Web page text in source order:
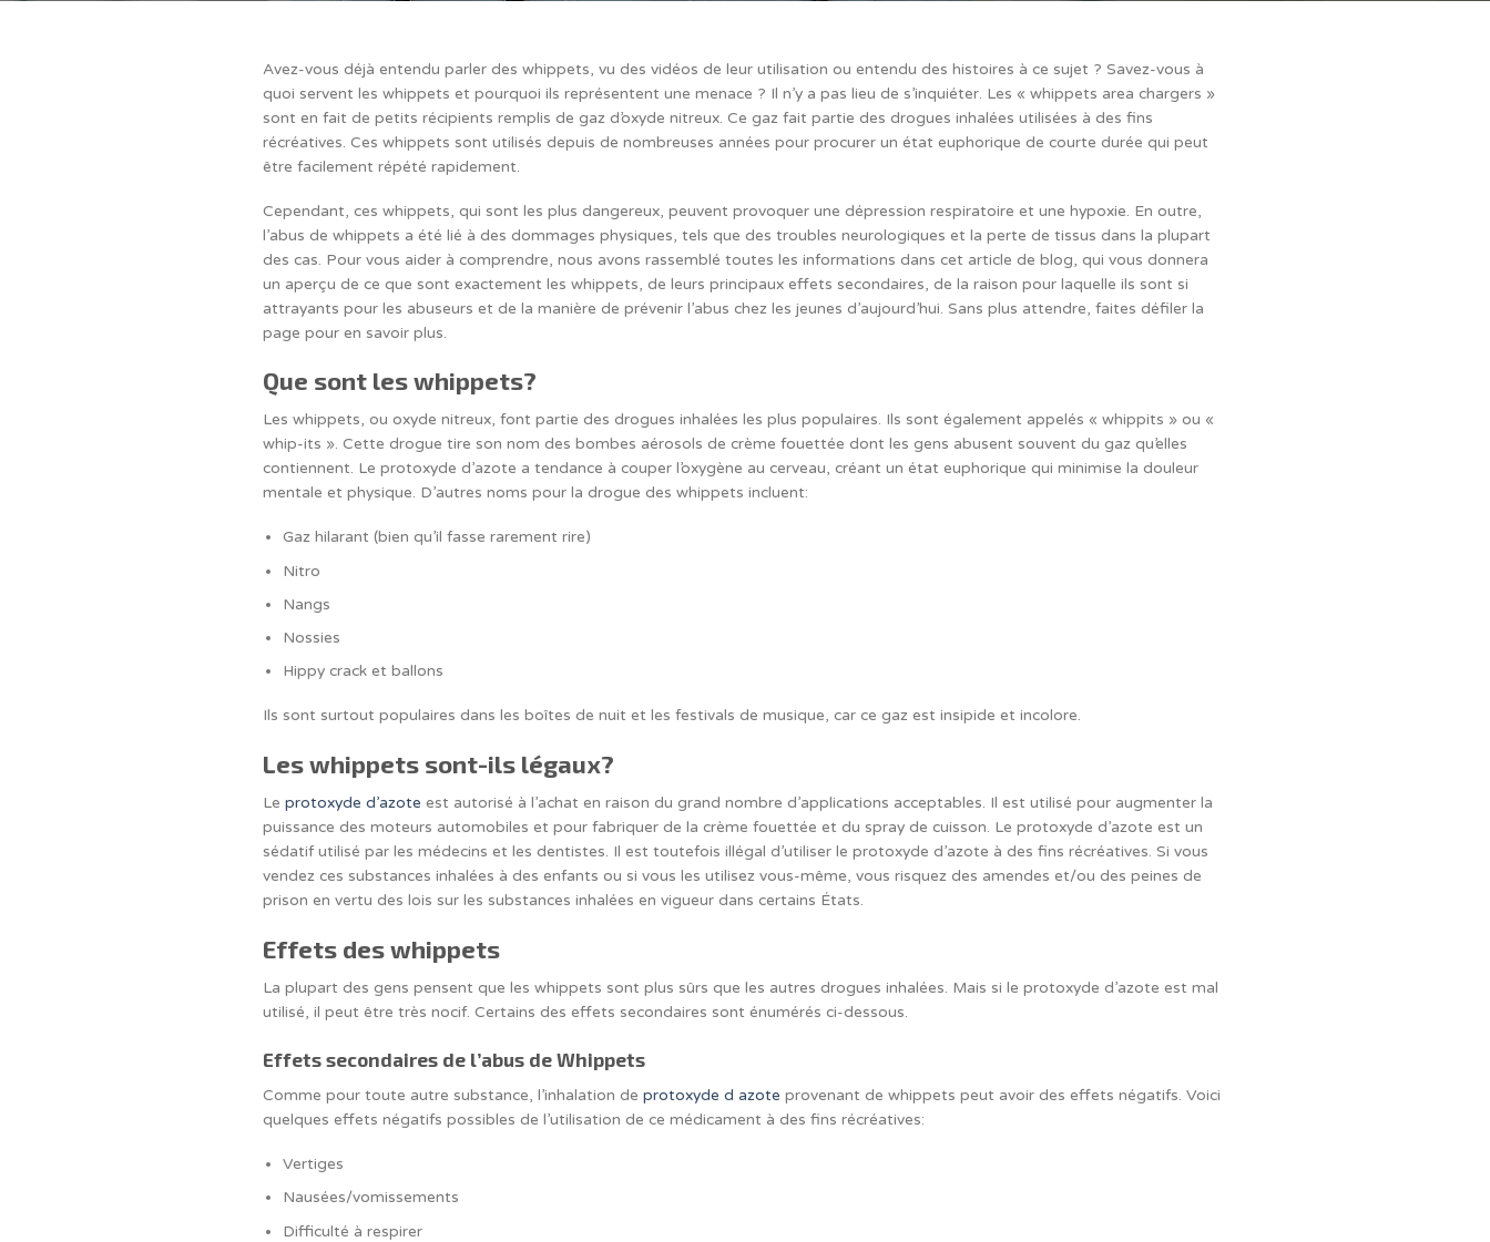
Avez-vous déjà entendu parler des whippets, vu des vidéos de leur utilisation ou entendu des histoires à ce sujet ? Savez-vous à
quoi servent les whippets et pourquoi ils représentent une menace ? Il n’y a pas lieu de s’inquiéter. Les « whippets area chargers »
sont en fait de petits récipients remplis de gaz d’oxyde nitreux. Ce gaz fait partie des drogues inhalées utilisées à des fins
récréatives. Ces whippets sont utilisés depuis de nombreuses années pour procurer un état euphorique de courte durée qui peut
être facilement répété rapidement.
Cependant, ces whippets, qui sont les plus dangereux, peuvent provoquer une dépression respiratoire et une hypoxie. En outre,
l’abus de whippets a été lié à des dommages physiques, tels que des troubles neurologiques et la perte de tissus dans la plupart
des cas. Pour vous aider à comprendre, nous avons rassemblé toutes les informations dans cet article de blog, qui vous donnera
un aperçu de ce que sont exactement les whippets, de leurs principaux effets secondaires, de la raison pour laquelle ils sont si
attrayants pour les abuseurs et de la manière de prévenir l’abus chez les jeunes d’aujourd’hui. Sans plus attendre, faites défiler la
page pour en savoir plus.
Que sont les whippets?
Les whippets, ou oxyde nitreux, font partie des drogues inhalées les plus populaires. Ils sont également appelés « whippits » ou «
whip-its ». Cette drogue tire son nom des bombes aérosols de crème fouettée dont les gens abusent souvent du gaz qu’elles
contiennent. Le protoxyde d’azote a tendance à couper l’oxygène au cerveau, créant un état euphorique qui minimise la douleur
mentale et physique. D’autres noms pour la drogue des whippets incluent:
Gaz hilarant (bien qu’il fasse rarement rire)
Nitro
Nangs
Nossies
Hippy crack et ballons
Ils sont surtout populaires dans les boîtes de nuit et les festivals de musique, car ce gaz est insipide et incolore.
Les whippets sont-ils légaux?
Le protoxyde d’azote est autorisé à l’achat en raison du grand nombre d’applications acceptables. Il est utilisé pour augmenter la
puissance des moteurs automobiles et pour fabriquer de la crème fouettée et du spray de cuisson. Le protoxyde d’azote est un
sédatif utilisé par les médecins et les dentistes. Il est toutefois illégal d’utiliser le protoxyde d’azote à des fins récréatives. Si vous
vendez ces substances inhalées à des enfants ou si vous les utilisez vous-même, vous risquez des amendes et/ou des peines de
prison en vertu des lois sur les substances inhalées en vigueur dans certains États.
Effets des whippets
La plupart des gens pensent que les whippets sont plus sûrs que les autres drogues inhalées. Mais si le protoxyde d’azote est mal
utilisé, il peut être très nocif. Certains des effets secondaires sont énumérés ci-dessous.
Effets secondaires de l’abus de Whippets
Comme pour toute autre substance, l’inhalation de protoxyde d azote provenant de whippets peut avoir des effets négatifs. Voici
quelques effets négatifs possibles de l’utilisation de ce médicament à des fins récréatives:
Vertiges
Nausées/vomissements
Difficulté à respirer